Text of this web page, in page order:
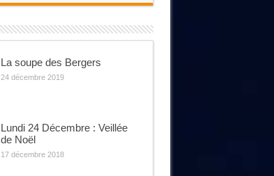
La soupe des Bergers
24 décembre 2019
Lundi 24 Décembre : Veillée
de Noël
17 décembre 2018